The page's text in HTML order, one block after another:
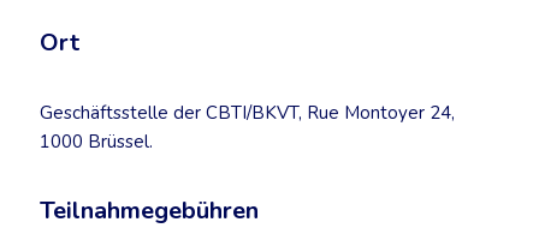
Ort
Geschäftsstelle der CBTI/BKVT, Rue Montoyer 24,
1000 Brüssel.
Teilnahmegebühren